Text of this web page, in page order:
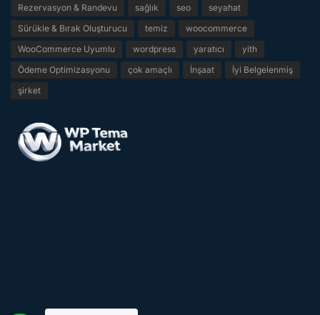
Rezervasyon & Randevu
sağlık seo
seyahat
Sürükle & Bırak Oluşturucu
temiz
woocommerce
WooCommerce Uyumlu
wordpress yaratıcı
yith
Ödeme Optimizasyonu
çok amaçlı İnşaat
İyi Belgelenmiş
şirket